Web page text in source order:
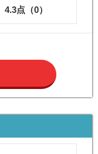
4.3点（0）